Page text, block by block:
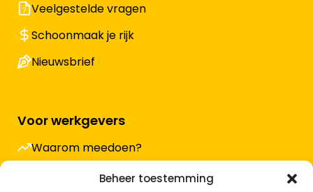
Beheer toestemming
Veelgestelde vragen
Schoonmaak je rijk
Nieuwsbrief
Voor werkgevers
Waarom meedoen?
Hoe werkt het en wat kost het?